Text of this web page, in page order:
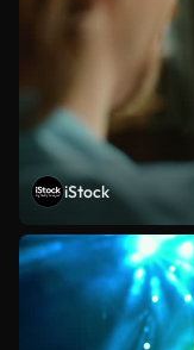
iStock